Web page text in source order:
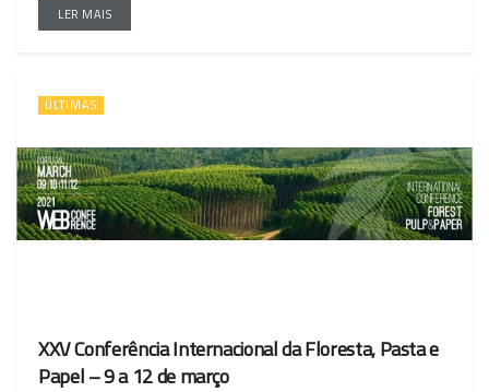
LER MAIS
ÚLTIMAS
XXV Conferência Internacional da Floresta, Pasta e
Papel – 9 a 12 de março